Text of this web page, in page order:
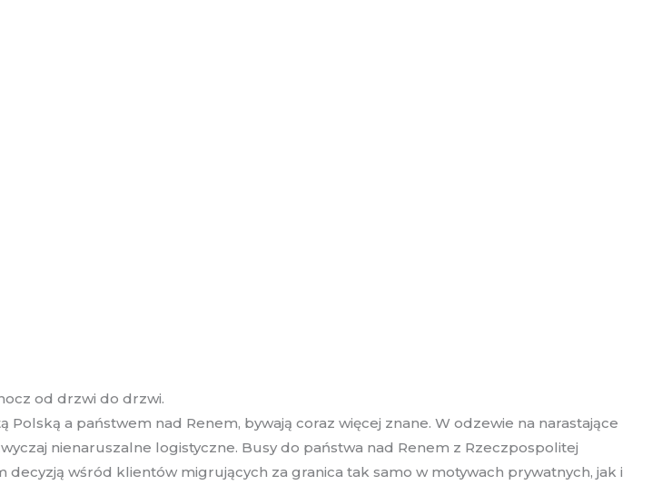
od drzwi do drzwi.
a państwem nad Renem, bywają coraz więcej znane. W odzewie na narastające
nienaruszalne logistyczne. Busy do państwa nad Renem z Rzeczpospolitej
wśród klientów migrujących za granica tak samo w motywach prywatnych, jak i